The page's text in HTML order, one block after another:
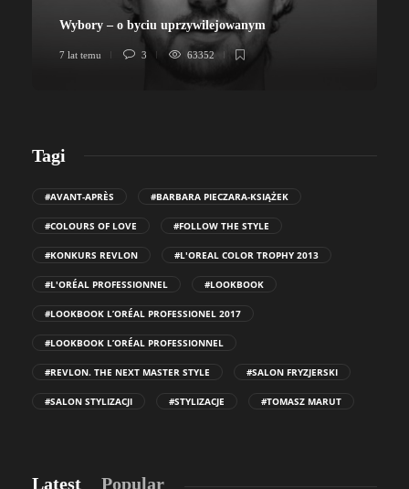
Wybory – o byciu uprzywilejowanym
7 lat temu 3 63352
Tagi
#AVANT-APRÈS #BARBARA PIECZARA-KSIĄŻEK
#COLOURS OF LOVE #FOLLOW THE STYLE
#KONKURS REVLON #L'OREAL COLOR TROPHY 2013
#L'ORÉAL PROFESSIONNEL #LOOKBOOK
#LOOKBOOK L’ORÉAL PROFESSIONEL 2017
#LOOKBOOK L’ORÉAL PROFESSIONNEL
#REVLON. THE NEXT MASTER STYLE #SALON FRYZJERSKI
#SALON STYLIZACJI #STYLIZACJE #TOMASZ MARUT
Latest Popular